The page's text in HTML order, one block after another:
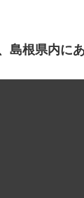
島根県内に